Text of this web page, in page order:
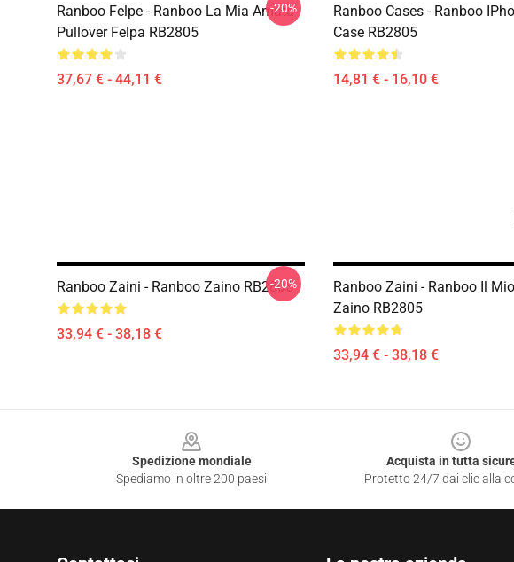
Ranboo Felpe - Ranboo La Mia Amata
Pullover Felpa RB2805
37,67 € - 44,11 €
-20%
Ranboo Cases - Ranboo
Case RB2805
14,81 € - 16,10 €
Ranboo Zaini - Ranboo Zaino RB2805
33,94 € - 38,18 €
-20%
Ranboo Zaini - Ranboo Il
Zaino RB2805
33,94 € - 38,18 €
Spedizione mondiale
Spediamo in oltre 200 paesi
Acquista in tutta
Protetto 24/7 dai clic alla